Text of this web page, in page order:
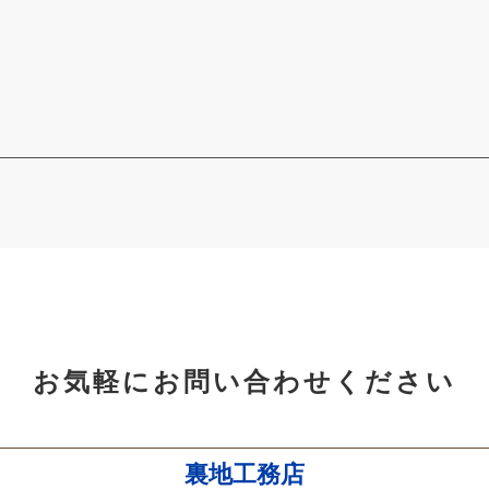
お気軽にお問い合わせください
裏地工務店